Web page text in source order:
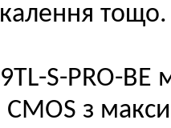
тощо.
S-PRO-BE
з